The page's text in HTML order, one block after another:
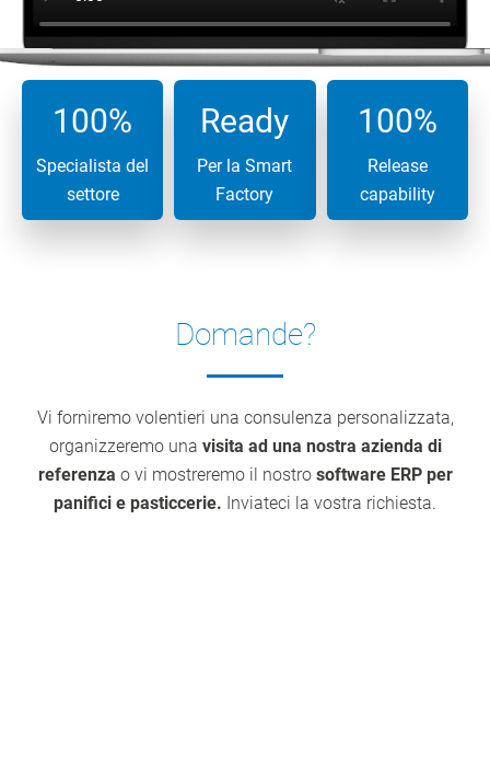
100%
Specialista del
settore
Ready
Per la Smart
Factory
100%
Release
capability
Domande?
Vi forniremo volentieri una consulenza personalizzata,
organizzeremo una visita ad una nostra azienda di
referenza o vi mostreremo il nostro software ERP per
panifici e pasticcerie. Inviateci la vostra richiesta.